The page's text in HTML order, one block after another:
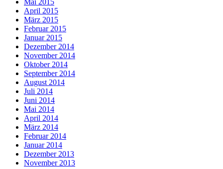
April 2015
März 2015
Februar 2015
Januar 2015
Dezember 2014
November 2014
Oktober 2014
September 2014
August 2014
Juli 2014
Juni 2014
Mai 2014
April 2014
März 2014
Februar 2014
Januar 2014
Dezember 2013
November 2013